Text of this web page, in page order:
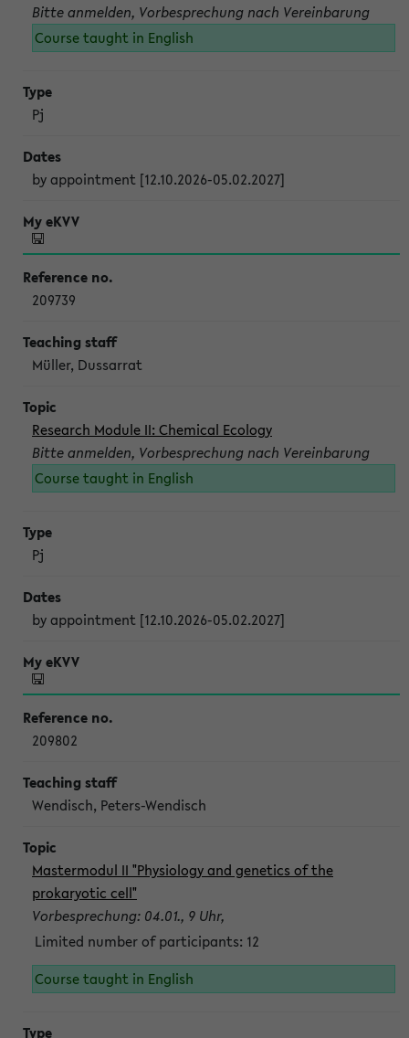
Bitte anmelden, Vorbesprechung nach Vereinbarung
Course taught in English
Pj
by appointment [12.10.2026-05.02.2027]
209739
Müller, Dussarrat
Research Module II: Chemical Ecology
Bitte anmelden, Vorbesprechung nach Vereinbarung
Course taught in English
Pj
by appointment [12.10.2026-05.02.2027]
209802
Wendisch, Peters-Wendisch
Mastermodul II "Physiology and genetics of the
prokaryotic cell"
Vorbesprechung: 04.01., 9 Uhr,
Limited number of participants: 12
Course taught in English